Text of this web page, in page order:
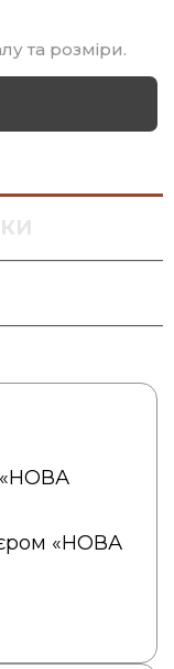
та розміри.
«НОВА
«НОВА